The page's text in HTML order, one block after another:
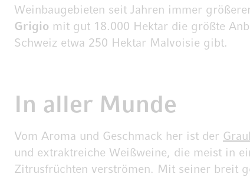
Weinbaugebieten seit Jahren immer
Grigio mit gut 18.000 Hektar die größte
Schweiz etwa 250 Hektar Malvoisie gibt.
In aller Munde
Vom Aroma und Geschmack her ist der
und extraktreiche Weißweine, die meist in
Zitrusfrüchten verströmen. Mit seiner breit